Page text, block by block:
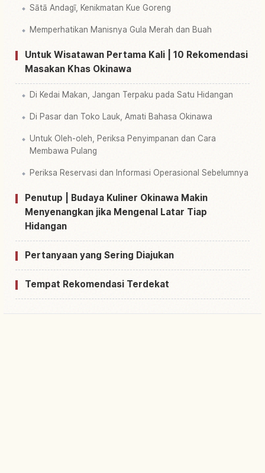
Sātā Andagī, Kenikmatan Kue Goreng
Memperhatikan Manisnya Gula Merah dan Buah
Untuk Wisatawan Pertama Kali | 10 Rekomendasi
Masakan Khas Okinawa
Di Kedai Makan, Jangan Terpaku pada Satu Hidangan
Di Pasar dan Toko Lauk, Amati Bahasa Okinawa
Untuk Oleh-oleh, Periksa Penyimpanan dan Cara
Membawa Pulang
Periksa Reservasi dan Informasi Operasional Sebelumnya
Penutup | Budaya Kuliner Okinawa Makin
Menyenangkan jika Mengenal Latar Tiap
Hidangan
Pertanyaan yang Sering Diajukan
Tempat Rekomendasi Terdekat